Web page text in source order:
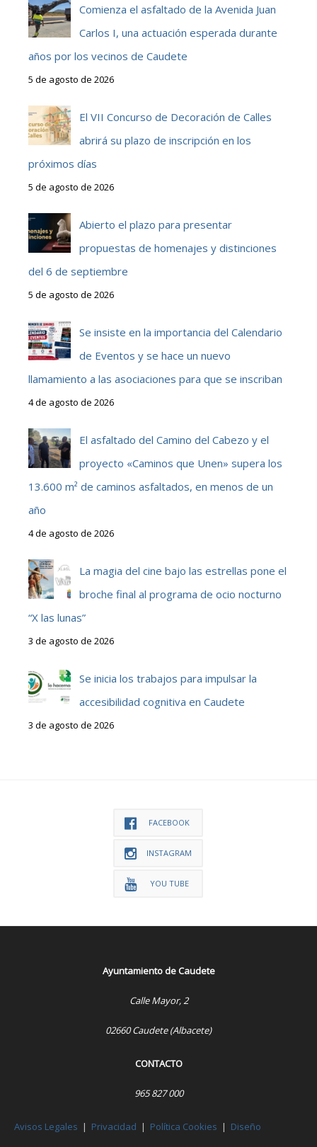
Comienza el asfaltado de la Avenida Juan
Carlos I, una actuación esperada durante
años por los vecinos de Caudete
5 de agosto de 2026
El VII Concurso de Decoración de Calles
abrirá su plazo de inscripción en los
próximos días
5 de agosto de 2026
Abierto el plazo para presentar
propuestas de homenajes y distinciones
del 6 de septiembre
5 de agosto de 2026
Se insiste en la importancia del Calendario
de Eventos y se hace un nuevo
llamamiento a las asociaciones para que se inscriban
4 de agosto de 2026
El asfaltado del Camino del Cabezo y el
proyecto «Caminos que Unen» supera los
13.600 m² de caminos asfaltados, en menos de un
año
4 de agosto de 2026
La magia del cine bajo las estrellas pone el
broche final al programa de ocio nocturno
“X las lunas”
3 de agosto de 2026
Se inicia los trabajos para impulsar la
accesibilidad cognitiva en Caudete
3 de agosto de 2026
FACEBOOK
INSTAGRAM
YOU TUBE
Ayuntamiento de Caudete
Calle Mayor, 2
02660 Caudete (Albacete)
CONTACTO
965 827 000
Avisos Legales | Privacidad | Política Cookies | Diseño